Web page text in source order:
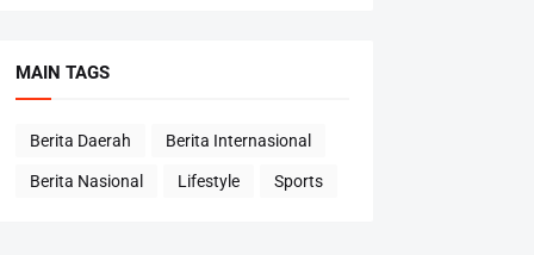
MAIN TAGS
Berita Daerah Berita Internasional
Berita Nasional Lifestyle Sports